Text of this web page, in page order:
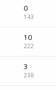
0
143
10
222
3
238